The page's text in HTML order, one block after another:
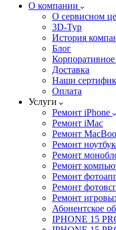
О компании
О сервисном
3D-Тур
История
Блог
Доставка
Наши
Оплата
Услуги
Ремонт iPhone
Ремонт iMac
Ремонт
Ремонт
Ремонт
Ремонт
Ремонт
Ремонт
Ремонт
Абонентское
IPHONE 15